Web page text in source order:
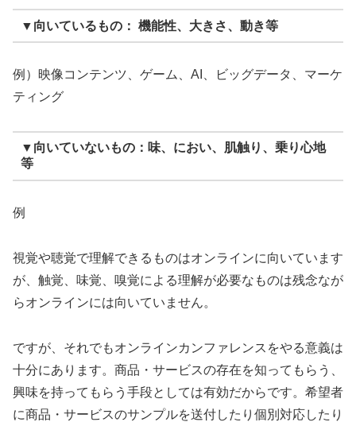
▼向いているもの： 機能性、大きさ、動き等
例）映像コンテンツ、ゲーム、AI、ビッグデータ、マーケ
ティング
▼向いていないもの：味、におい、肌触り、乗り心地
等
例
視覚や聴覚で理解できるものはオンラインに向いています
が、触覚、味覚、嗅覚による理解が必要なものは残念なが
らオンラインには向いていません。
ですが、それでもオンラインカンファレンスをやる意義は
十分にあります。商品・サービスの存在を知ってもらう、
興味を持ってもらう手段としては有効だからです。希望者
に商品・サービスのサンプルを送付したり個別対応したり